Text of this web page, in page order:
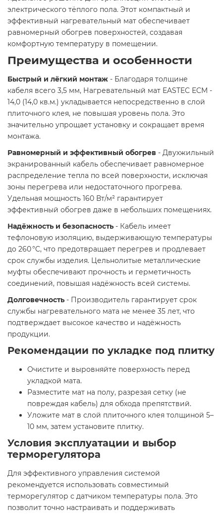
электрического тёплого пола. Этот компактный и
эффективный нагревательный мат обеспечивает
равномерный обогрев поверхностей, создавая
комфортную температуру в помещении.​
Преимущества и особенности
Быстрый и лёгкий монтаж - Благодаря толщине
кабеля всего 3,5 мм, Нагревательный мат EASTEC ECM -
14,0 (14,0 кв.м.) укладывается непосредственно в слой
плиточного клея, не повышая уровень пола. Это
значительно упрощает установку и сокращает время
монтажа.
Равномерный и эффективный обогрев - Двухжильный
экранированный кабель обеспечивает равномерное
распределение тепла по всей поверхности, исключая
зоны перегрева или недостаточного прогрева.
Удельная мощность 160 Вт/м² гарантирует
эффективный обогрев даже в небольших помещениях.
Надёжность и безопасность - Кабель имеет
тефлоновую изоляцию, выдерживающую температуры
до 260 °C, что предотвращает перегрев и продлевает
срок службы изделия. Цельнолитые металлические
муфты обеспечивают прочность и герметичность
соединений, повышая надёжность всей системы. ​
Долговечность - Производитель гарантирует срок
службы нагревательного мата не менее 35 лет, что
подтверждает высокое качество и надёжность
продукции.
Рекомендации по укладке под плитку
Очистите и выровняйте поверхность перед
укладкой мата.​
Разместите мат на полу, разрезая сетку (не
повреждая кабель) для обхода препятствий.​
Уложите мат в слой плиточного клея толщиной 5–
10 мм, затем установите плитку.​
Условия эксплуатации и выбор
терморегулятора
Для эффективного управления системой
рекомендуется использовать совместимый
терморегулятор с датчиком температуры пола. Это
позволит точно настраивать и поддерживать